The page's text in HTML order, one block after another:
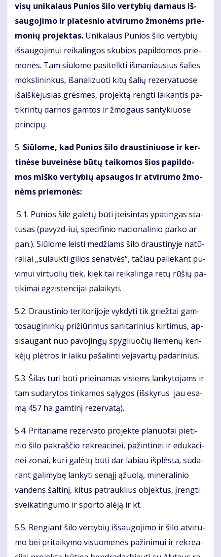
vi­sų uni­ka­laus Pu­nios ši­lo ver­ty­bių dar­naus iš­
sau­go­ji­mo ir pla­tes­nio at­vi­ru­mo žmo­nėms prie­
mo­nių pro­jek­tas. Uni­ka­laus Pu­nios ši­lo ver­ty­bių
iš­sau­go­ji­mui rei­ka­lin­gos sku­bios pa­pil­do­mos prie­
mo­nės. Tam siū­lo­me pa­si­telk­ti iš­ma­niau­sius ša­lies
moks­li­nin­kus, iš­ana­li­zuo­ti ki­tų ša­lių re­zer­va­tuo­se
iš­aiš­kė­ju­sias grės­mes, pro­jek­tą reng­ti lai­kan­tis pa­
tik­rin­tų dar­nos gam­tos ir žmo­gaus san­ty­kiuo­se
prin­ci­pų.
5. Siū­lo­me, kad Pu­nios ši­lo draus­ti­niuo­se ir ker­
ti­nė­se bu­vei­nė­se bū­tų tai­ko­mos šios pa­pil­do­
mos miš­ko ver­ty­bių ap­sau­gos ir at­vi­ru­mo žmo­
nėms prie­mo­nės:
5.1. Pu­nios ši­le ga­lė­tų bū­ti įtei­sin­tas ypa­tin­gas sta­
tu­sas (pa­vyzd-iui, spe­ci­fi­nio na­cio­na­li­nio par­ko ar
pan.). Siū­lo­me leis­ti me­džiams ši­lo draus­ti­ny­je na­tū­
ra­liai „su­lauk­ti gi­lios se­nat­vės“, ta­čiau pa­lie­kant pu­
vi­mui vir­tuo­lių tiek, kiek tai rei­ka­lin­ga re­tų rū­šių pa­
ti­ki­mai eg­zis­ten­ci­jai pa­lai­ky­ti.
5.2. Draus­ti­nio te­ri­to­ri­jo­je vyk­dy­ti tik griež­tai gam­
to­sau­gi­nin­kų pri­žiū­ri­mus sa­ni­ta­ri­nius kir­ti­mus, ap­
si­sau­gant nuo pa­vo­jin­gų spyg­liuo­čių lie­me­nų ken­
kė­jų plėt­ros ir lai­ku pa­ša­lin­ti vė­ja­var­tų pa­da­ri­nius.
5.3. Ši­las tu­ri bū­ti pri­ei­na­mas vi­siems lan­ky­to­jams ir
tam su­da­ry­tos tin­ka­mos są­ly­gos (iš­sky­rus jau esa­
mą 457 ha gam­ti­nį re­zer­va­tą).
5.4. Pri­ta­ria­me re­zer­va­to pro­jek­te pla­nuo­tai pie­ti­
nio ši­lo pa­kraš­čio rek­re­a­ci­nei, pa­žin­ti­nei ir edu­ka­ci­
nei zo­nai, ku­ri ga­lė­tų bū­ti dar la­biau iš­plės­ta, su­da­
rant ga­li­my­bę lan­ky­ti se­ną­jį ąžuo­lą, mi­ne­ra­li­nio
van­dens šal­ti­nį, ki­tus pa­trauk­lius ob­jek­tus, įreng­ti
svei­ka­tin­gu­mo ir spor­to alė­ją ir kt.
5.5. Ren­giant ši­lo ver­ty­bių iš­sau­go­ji­mo ir ši­lo at­vi­ru­
mo bei pri­tai­ky­mo vi­suo­me­nės pa­ži­ni­mui ir rek­re­a­